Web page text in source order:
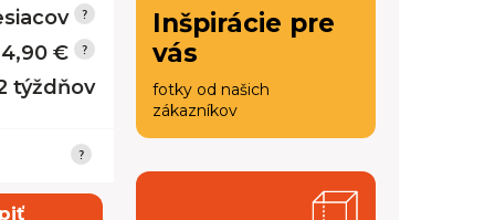
€
týždňov
Inšpirácie pre
vás
fotky od našich
zákazníkov